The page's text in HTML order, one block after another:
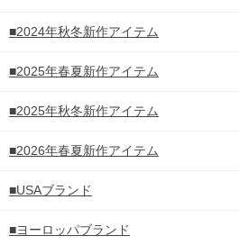
■2024年秋冬新作アイテム
■2025年春夏新作アイテム
■2025年秋冬新作アイテム
■2026年春夏新作アイテム
■USAブランド
■ヨーロッパブランド